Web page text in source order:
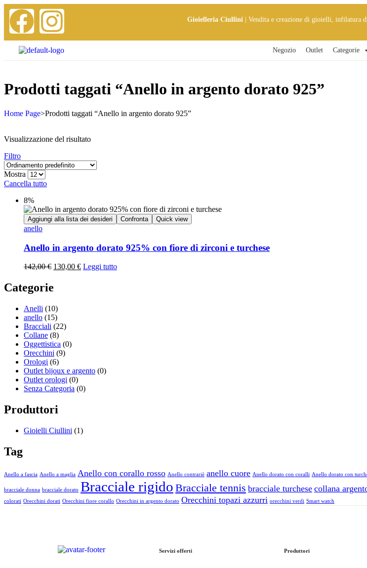
Gioielleria Ciullini | Vendita e creazione di gioielli, infilatura
Negozio Outlet Categorie
Prodotti taggati “Anello in argento dorato 925”
Home Page>Prodotti taggati “Anello in argento dorato 925”
Visualizzazione del risultato
Filtro
Mostra
Cancella tutto
8%
Aggiungi alla lista dei desideri Confronta Quick view
anello
Anello in argento dorato 925% con fiore di zirconi e turchese
142,00€ 130,00 € Leggi tutto
Categorie
Anelli (10)
anello (15)
Bracciali (22)
Collane (8)
Oggettistica (0)
Orecchini (9)
Orologi (6)
Outlet bijoux e argento (0)
Outlet orologi (0)
Senza Categoria (0)
Produttori
Gioielli Ciullini (1)
Tag
Anello a fascia Anello a maglia Anello con corallo rosso Anello contrariè anello cuore Anello dorato con coralli Anello dorato con
bracciale donna bracciale dorato Bracciale rigido Bracciale tennis bracciale turchese collana
colorati Orecchini dorati Orecchini fiore corallo Orecchini in argento dorato Orecchini topazi azzurri orecchini verdi Smart watch
Servizi offerti Produttori